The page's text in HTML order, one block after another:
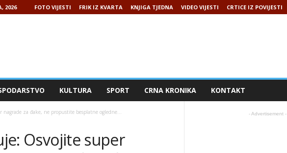
2026 FOTO VIJESTI FRIK IZ KVARTA KNJIGA TJEDNA VIDEO VIJESTI CRTICE IZ POVIJESTI
KULTURA SPORT CRNA KRONIKA KONTAKT
nagrade za đake, ne propustite besplatne ogledne...
Osvojite super
- Advertisement -